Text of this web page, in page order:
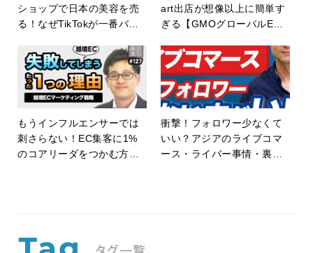
ショップで日本の美容を売
る！なぜTikTokが一番バズ
art出店が想像以上に簡単す
ぎる【GMOグローバルE
もうインフルエンサーでは
刺さらない！EC集客に1%
のコアリーダをつかむ方法
衝撃！フォロワー少なくて
いい？アジアのライブコマ
ース・ライバー事情・裏話